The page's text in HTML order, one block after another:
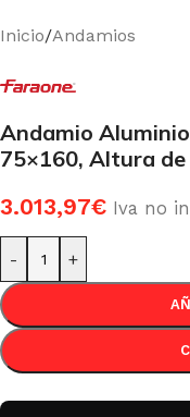
Inicio/Andamios
Andamio
75×160, Altura
3.013,97€ Iva no
- +